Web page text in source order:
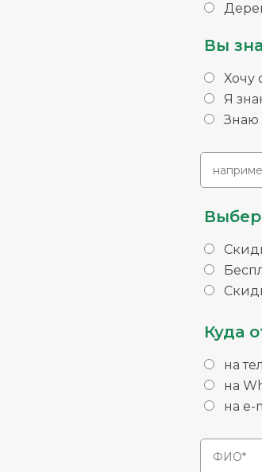
Вы
Хочу
Я
Знаю
Куда
на
на
на e-